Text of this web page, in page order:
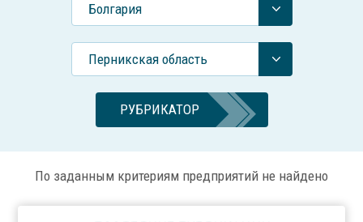
Болгария
Перникская область
РУБРИКАТОР
По заданным критериям предприятий не найдено